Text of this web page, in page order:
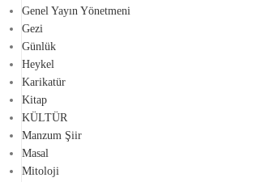
Genel Yayın Yönetmeni
Gezi
Günlük
Heykel
Karikatür
Kitap
KÜLTÜR
Manzum Şiir
Masal
Mitoloji